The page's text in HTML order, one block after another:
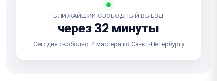
БЛИЖАЙШИЙ СВОБОДНЫЙ ВЫЕЗД
через 32 минуты
Сегодня свободно: 4 мастера по Санкт-Петербургу